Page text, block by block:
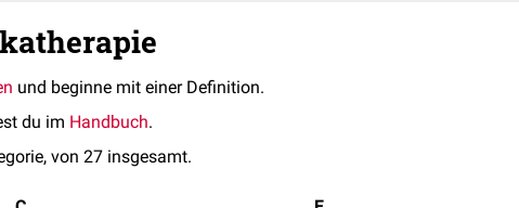
und beginne mit einer Definition.
du im Handbuch.
von 27 insgesamt.